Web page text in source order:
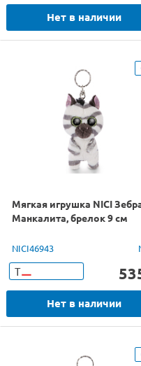
Нет в наличии
Мягкая игрушка NICI
Манкалита, брелок 9 см
NICI46943
Т
Нет в наличии